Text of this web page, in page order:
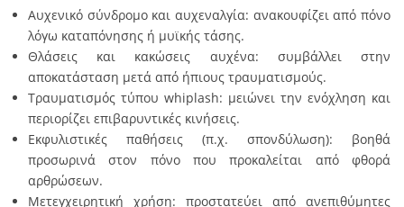
Αυχενικό σύνδρομο και αυχεναλγία: ανακουφίζει από πόνο
λόγω καταπόνησης ή μυϊκής τάσης.
Θλάσεις και κακώσεις αυχένα: συμβάλλει στην
αποκατάσταση μετά από ήπιους τραυματισμούς.
Τραυματισμός τύπου whiplash: μειώνει την ενόχληση και
περιορίζει επιβαρυντικές κινήσεις.
Εκφυλιστικές παθήσεις (π.χ. σπονδύλωση): βοηθά
προσωρινά στον πόνο που προκαλείται από φθορά
αρθρώσεων.
Μετεγχειρητική χρήση: προστατεύει από ανεπιθύμητες